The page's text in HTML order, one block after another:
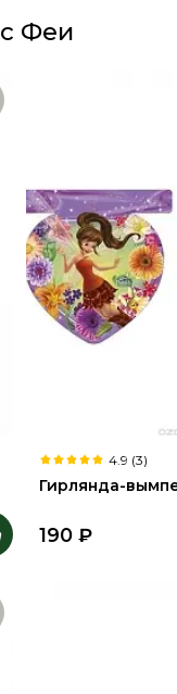
Феи
4.9 (3)
Гирлянда-
190 ₽